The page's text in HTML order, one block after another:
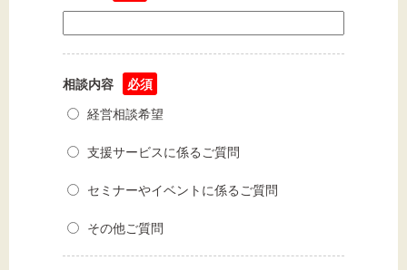
標準 拡大
相談内容
必須
経営相談希望
支援サービスに係るご質問
セミナーやイベントに係るご質問
その他ご質問